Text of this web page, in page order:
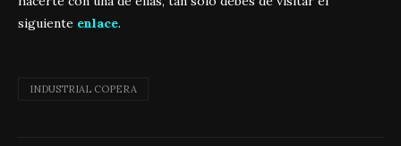
siguiente enlace.
INDUSTRIAL COPERA